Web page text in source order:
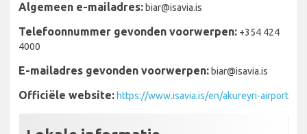
Algemeen e-mailadres: biar@isavia.is
Telefoonnummer gevonden voorwerpen: +354 424
4000
E-mailadres gevonden voorwerpen: biar@isavia.is
Officiële website: https://www.isavia.is/en/akureyri-airport